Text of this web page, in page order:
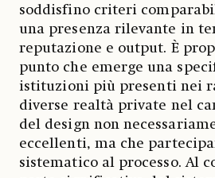
soddisfino criteri
una presenza rilevante in
reputazione e output. È
punto che emerge una
istituzioni più presenti nei
diverse realtà private nel
del design non
eccellenti, ma che
sistematico al processo. Al